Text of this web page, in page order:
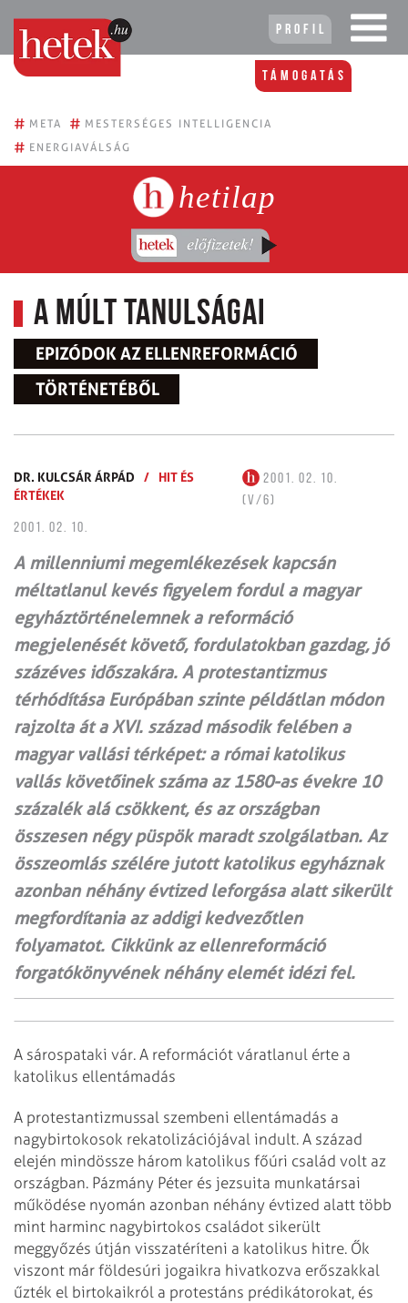
Profil
Támogatás
# META # MESTERSÉGES INTELLIGENCIA
# ENERGIAVÁLSÁG
hetilap
A múlt tanulságai
EPIZÓDOK AZ ELLENREFORMÁCIÓ
TÖRTÉNETÉBŐL
DR. KULCSÁR ÁRPÁD /
HIT ÉS
ÉRTÉKEK
2001. 02. 10.
(V/6)
2001. 02. 10.
A millenniumi megemlékezések kapcsán
méltatlanul kevés figyelem fordul a magyar
egyháztörténelemnek a reformáció
megjelenését követő, fordulatokban gazdag, jó
százéves időszakára. A protestantizmus
térhódítása Európában szinte példátlan módon
rajzolta át a XVI. század második felében a
magyar vallási térképet: a római katolikus
vallás követőinek száma az 1580-as évekre 10
százalék alá csökkent, és az országban
összesen négy püspök maradt szolgálatban. Az
összeomlás szélére jutott katolikus egyháznak
azonban néhány évtized leforgása alatt sikerült
megfordítania az addigi kedvezőtlen
folyamatot. Cikkünk az ellenreformáció
forgatókönyvének néhány elemét idézi fel.
A sárospataki vár. A reformációt váratlanul érte a
katolikus ellentámadás
A protestantizmussal szembeni ellentámadás a
nagybirtokosok rekatolizációjával indult. A század
elején mindössze három katolikus főúri család volt az
országban. Pázmány Péter és jezsuita munkatársai
működése nyomán azonban néhány évtized alatt több
mint harminc nagybirtokos családot sikerült
meggyőzés útján visszatéríteni a katolikus hitre. Ők
viszont már földesúri jogaikra hivatkozva erőszakkal
űzték el birtokaikról a protestáns prédikátorokat, és